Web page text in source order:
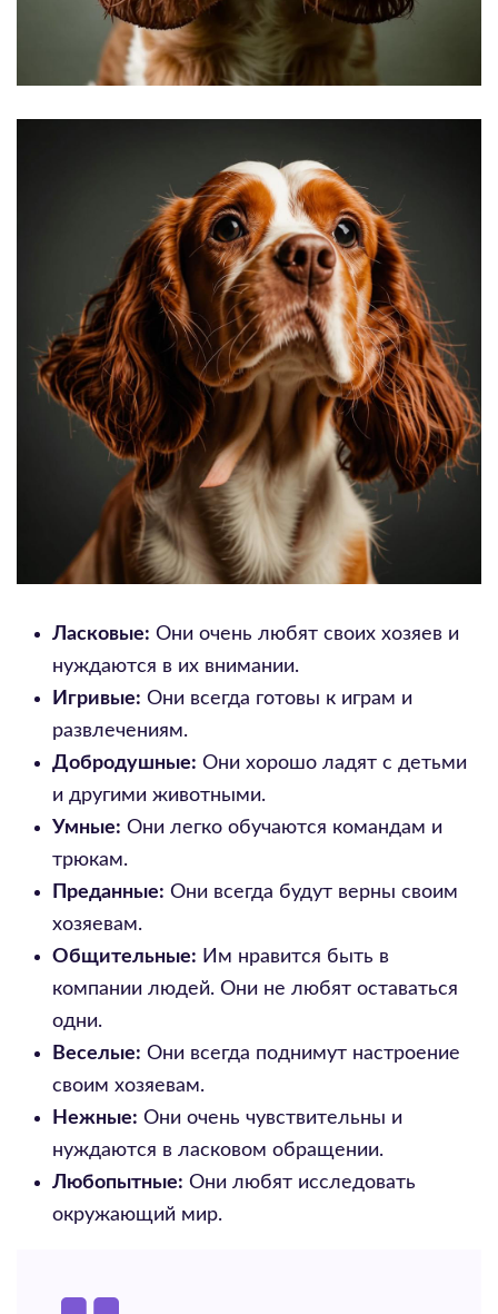
Ласковые: Они очень любят своих хозяев и
нуждаются в их внимании.
Игривые: Они всегда готовы к играм и
развлечениям.
Добродушные: Они хорошо ладят с детьми
и другими животными.
Умные: Они легко обучаются командам и
трюкам.
Преданные: Они всегда будут верны своим
хозяевам.
Общительные: Им нравится быть в
компании людей. Они не любят оставаться
одни.
Веселые: Они всегда поднимут настроение
своим хозяевам.
Нежные: Они очень чувствительны и
нуждаются в ласковом обращении.
Любопытные: Они любят исследовать
окружающий мир.